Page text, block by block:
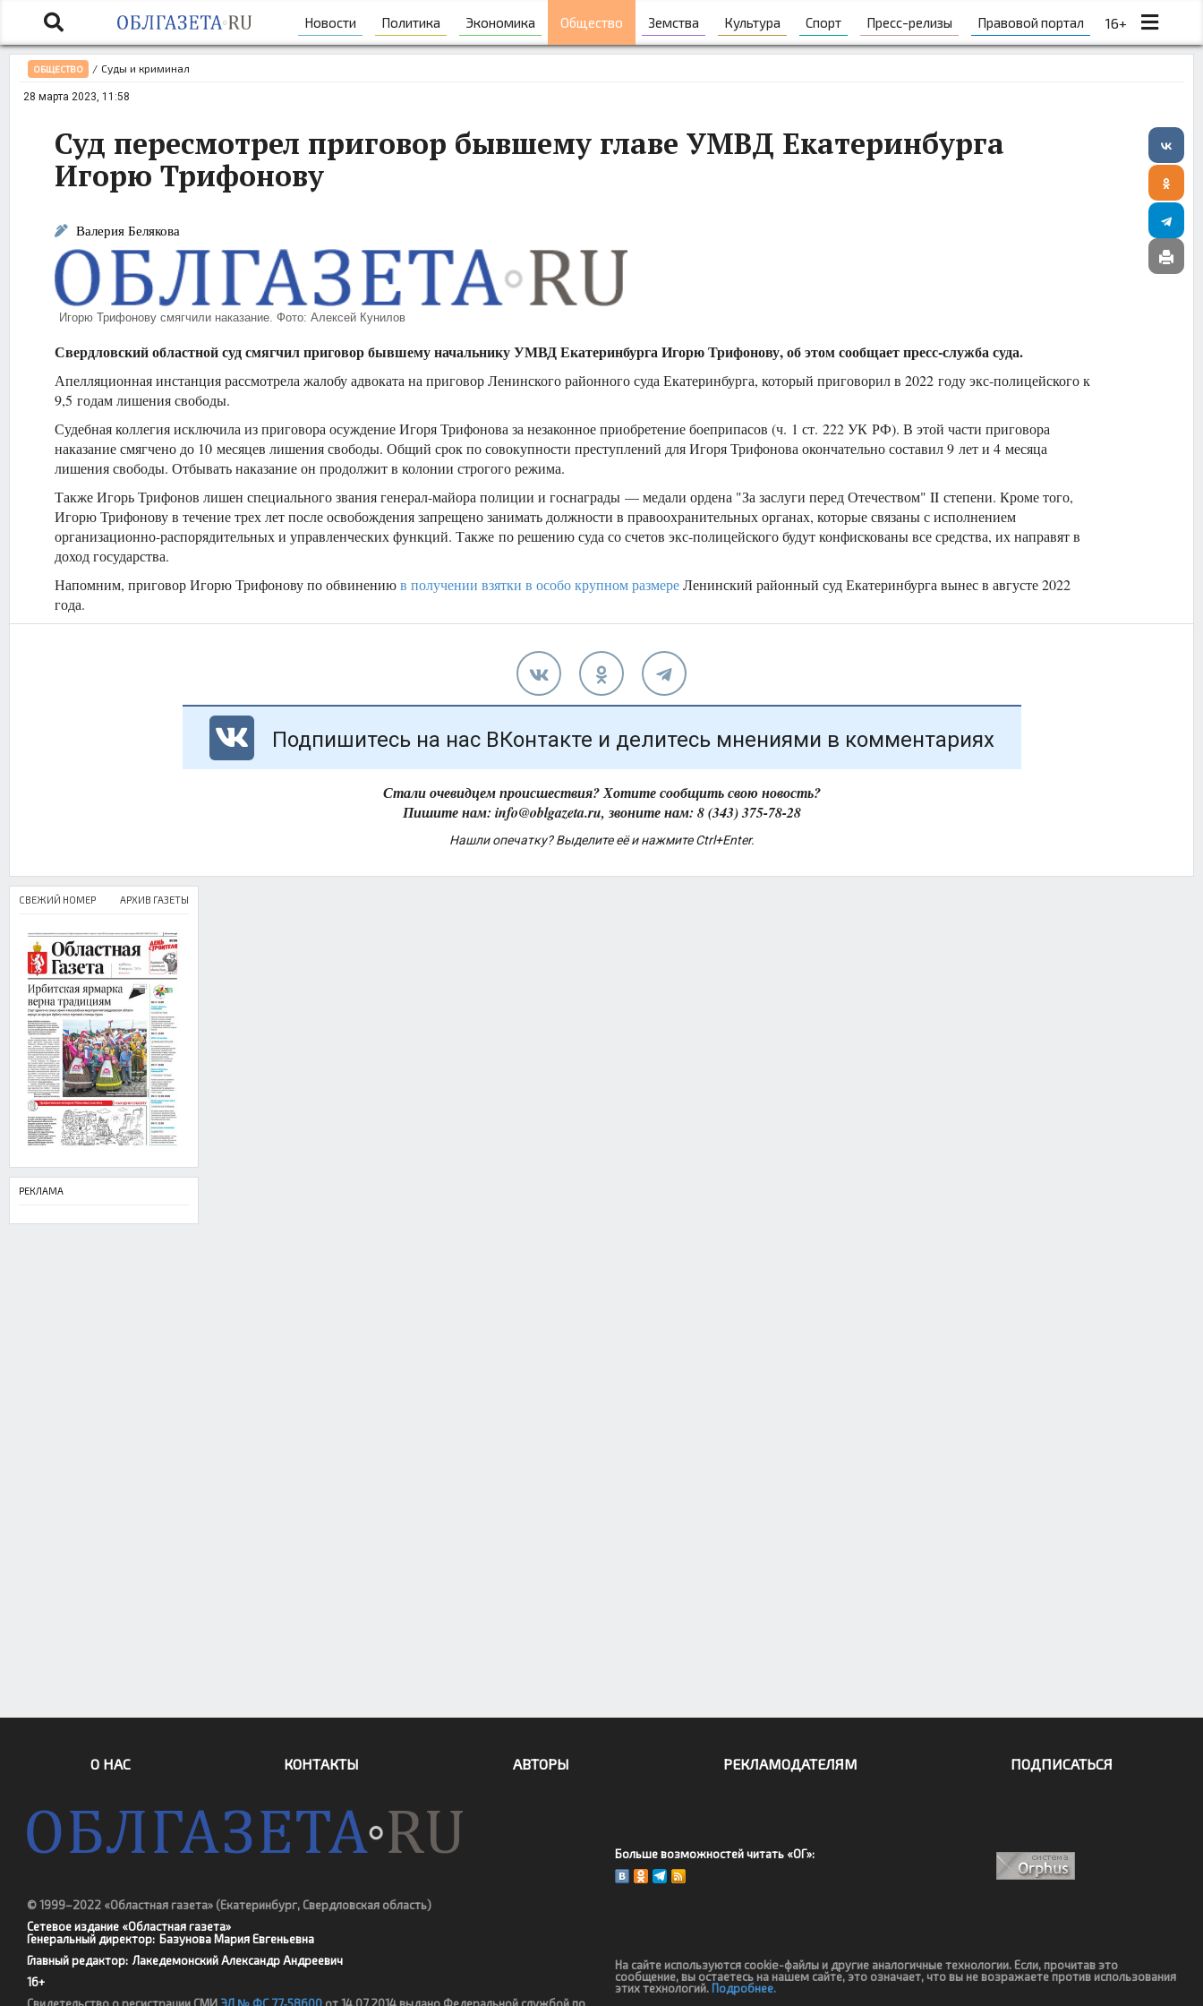
Новости Политика Экономика Общество Земства Культура Спорт Пресс-релизы Правовой портал 16+
ОБЩЕСТВО / Суды и криминал
28 марта 2023, 11:58
Суд пересмотрел приговор бывшему главе УМВД Екатеринбурга
Игорю Трифонову
Валерия Белякова
Игорю Трифонову смягчили наказание. Фото: Алексей Кунилов
Свердловский областной суд смягчил приговор бывшему начальнику УМВД Екатеринбурга Игорю Трифонову, об этом сообщает пресс-служба суда.
Апелляционная инстанция рассмотрела жалобу адвоката на приговор Ленинского районного суда Екатеринбурга, который приговорил в 2022 году экс-полицейского к
9,5 годам лишения свободы.
Судебная коллегия исключила из приговора осуждение Игоря Трифонова за незаконное приобретение боеприпасов (ч. 1 ст. 222 УК РФ). В этой части приговора
наказание смягчено до 10 месяцев лишения свободы. Общий срок по совокупности преступлений для Игоря Трифонова окончательно составил 9 лет и 4 месяца
лишения свободы. Отбывать наказание он продолжит в колонии строгого режима.
Также Игорь Трифонов лишен специального звания генерал-майора полиции и госнаграды — медали ордена "За заслуги перед Отечеством" II степени. Кроме того,
Игорю Трифонову в течение трех лет после освобождения запрещено занимать должности в правоохранительных органах, которые связаны с исполнением
организационно-распорядительных и управленческих функций. Также по решению суда со счетов экс-полицейского будут конфискованы все средства, их направят в
доход государства.
Напомним, приговор Игорю Трифонову по обвинениюв получении взятки в особо крупном размереЛенинский районный суд Екатеринбурга вынес в августе 2022
года.
Подпишитесь на нас ВКонтакте и делитесь мнениями в комментариях
Стали очевидцем происшествия? Хотите сообщить свою новость?
Пишите нам: info@oblgazeta.ru, звоните нам: 8 (343) 375-78-28
Нашли опечатку? Выделите её и нажмите Ctrl+Enter.
СВЕЖИЙ НОМЕР АРХИВ ГАЗЕТЫ
РЕКЛАМА
О НАС КОНТАКТЫ АВТОРЫ РЕКЛАМОДАТЕЛЯМ ПОДПИСАТЬСЯ
© 1999–2022 «Областная газета» (Екатеринбург, Свердловская область)
Сетевое издание «Областная газета»
Генеральный директор: Базунова Мария Евгеньевна
Главный редактор: Лакедемонский Александр Андреевич
16+
Больше возможностей читать «ОГ»:
На сайте используются cookie-файлы и другие аналогичные технологии. Если, прочитав это
сообщение, вы остаетесь на нашем сайте, это означает, что вы не возражаете против использования
этих технологий. Подробнее.